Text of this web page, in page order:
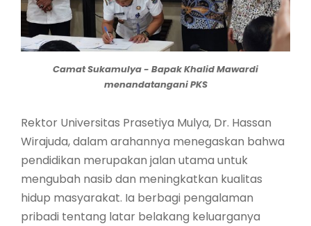
Camat Sukamulya - Bapak Khalid Mawardi
menandatangani PKS
Rektor Universitas Prasetiya Mulya, Dr. Hassan
Wirajuda, dalam arahannya menegaskan bahwa
pendidikan merupakan jalan utama untuk
mengubah nasib dan meningkatkan kualitas
hidup masyarakat. Ia berbagi pengalaman
pribadi tentang latar belakang keluarganya